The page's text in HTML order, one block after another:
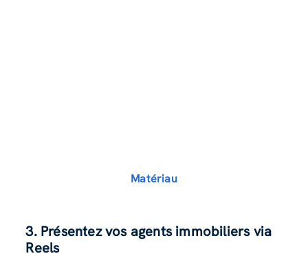
Matériau
3. Présentez vos agents immobiliers via
Reels